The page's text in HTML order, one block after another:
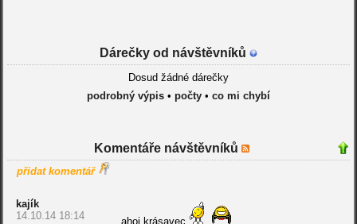
Dárečky od návštěvníků
Dosud žádné dárečky
podrobný výpis• počty• co mi chybí
Komentáře návštěvníků
přidat komentář
kajík
14.10.14 18:14
ahoj krásavec